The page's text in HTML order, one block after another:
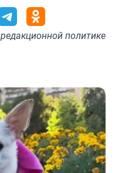
редакционной политике